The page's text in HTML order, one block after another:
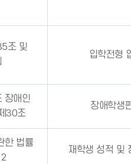
조 및
입학전형
장애인
30조
장애학생
한 법률
재학생 성적 및